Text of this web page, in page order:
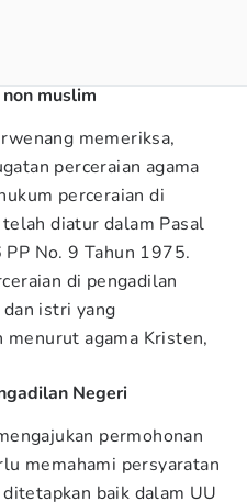
muslim
memeriksa,
perceraian agama
perceraian di
diatur dalam Pasal
No. 9 Tahun 1975.
di pengadilan
istri yang
menurut agama Kristen,
Negeri
permohonan
memahami persyaratan
baik dalam UU